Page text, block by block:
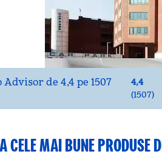
4,4
(1507)
CELE MAI BUNE PRODUSE